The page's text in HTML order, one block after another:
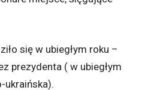
się w ubiegłym roku –
prezydenta ( w ubiegłym
ukraińska).